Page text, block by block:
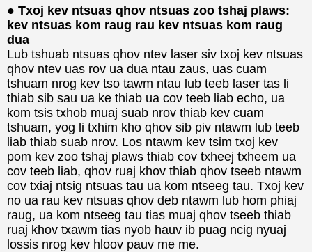
● Txoj kev ntsuas qhov ntsuas zoo tshaj plaws:
kev ntsuas kom raug rau kev ntsuas kom raug
dua
Lub tshuab ntsuas qhov ntev laser siv txoj kev ntsuas
qhov ntev uas rov ua dua ntau zaus, uas cuam
tshuam nrog kev tso tawm ntau lub teeb laser tas li
thiab sib sau ua ke thiab ua cov teeb liab echo, ua
kom tsis txhob muaj suab nrov thiab kev cuam
tshuam, yog li txhim kho qhov sib piv ntawm lub teeb
liab thiab suab nrov. Los ntawm kev tsim txoj kev
pom kev zoo tshaj plaws thiab cov txheej txheem ua
cov teeb liab, qhov ruaj khov thiab qhov tseeb ntawm
cov txiaj ntsig ntsuas tau ua kom ntseeg tau. Txoj kev
no ua rau kev ntsuas qhov deb ntawm lub hom phiaj
raug, ua kom ntseeg tau tias muaj qhov tseeb thiab
ruaj khov txawm tias nyob hauv ib puag ncig nyuaj
lossis nrog kev hloov pauv me me.